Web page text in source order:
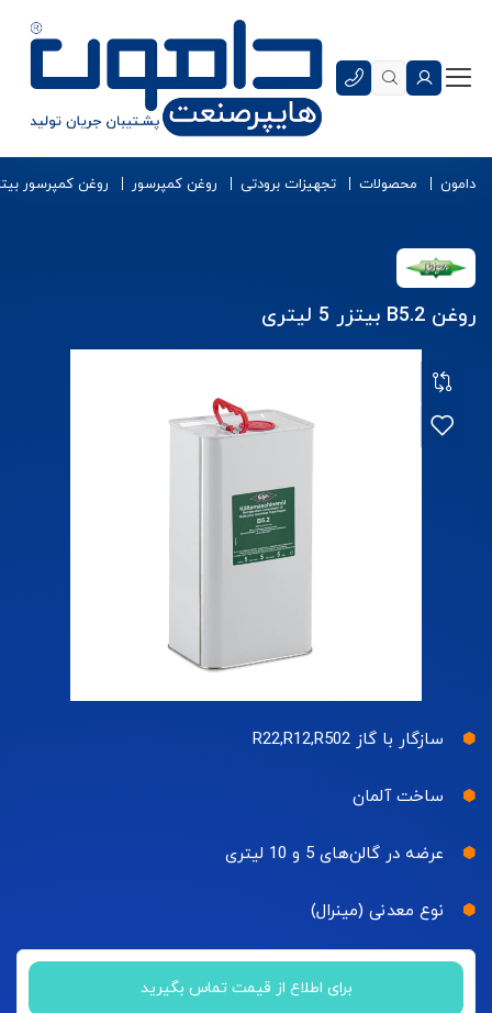
دامون محصولات تجهیزات برودتی روغن کمپرسور روغن کمپرسور
روغن B5.2 بیتزر 5 لیتری
سازگار با گاز R22,R12,R502
ساخت آلمان
عرضه در گالن‌های 5 و 10 لیتری
نوع معدنی (مینرال)
برای اطلاع از قیمت تماس بگیرید